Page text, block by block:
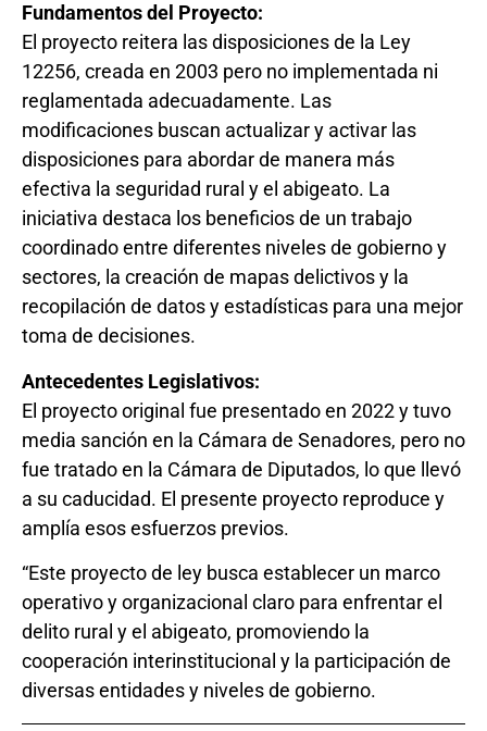
Fundamentos del Proyecto:
El proyecto reitera las disposiciones de la Ley
12256, creada en 2003 pero no implementada ni
reglamentada adecuadamente. Las
modificaciones buscan actualizar y activar las
disposiciones para abordar de manera más
efectiva la seguridad rural y el abigeato. La
iniciativa destaca los beneficios de un trabajo
coordinado entre diferentes niveles de gobierno y
sectores, la creación de mapas delictivos y la
recopilación de datos y estadísticas para una mejor
toma de decisiones.
Antecedentes Legislativos:
El proyecto original fue presentado en 2022 y tuvo
media sanción en la Cámara de Senadores, pero no
fue tratado en la Cámara de Diputados, lo que llevó
a su caducidad. El presente proyecto reproduce y
amplía esos esfuerzos previos.
“Este proyecto de ley busca establecer un marco
operativo y organizacional claro para enfrentar el
delito rural y el abigeato, promoviendo la
cooperación interinstitucional y la participación de
diversas entidades y niveles de gobierno.